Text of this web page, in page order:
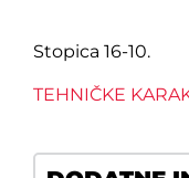
Stopica 16-10.
TEHNIČKE